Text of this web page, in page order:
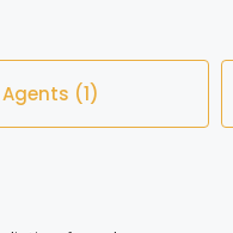
Agents (1)